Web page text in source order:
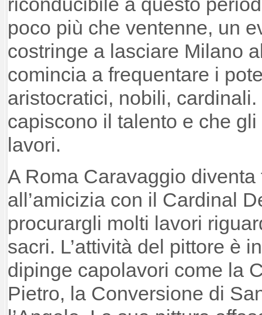
poco più che ventenne, un
costringe a lasciare Milano
comincia a frequentare i
aristocratici, nobili,
capiscono il talento e che
lavori.
A Roma Caravaggio
all’amicizia con il Cardinal
procurargli molti lavori
sacri. L’attività del pittore è
dipinge capolavori come la
Pietro, la Conversione di